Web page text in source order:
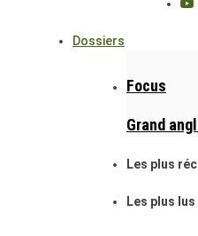
Dossiers
Focus
Grand
Les plus
Les plus lus